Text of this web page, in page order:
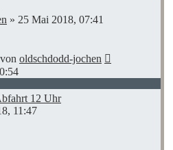
» 25 Mai 2018, 07:41
von oldschdodd-jochen
12 Uhr
11:47